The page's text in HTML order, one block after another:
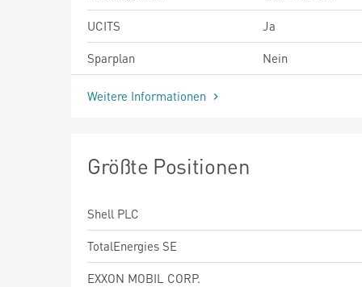
UCITS
Ja
Sparplan
Nein
Weitere Informationen
Größte Positionen
Shell PLC
TotalEnergies SE
EXXON MOBIL CORP.